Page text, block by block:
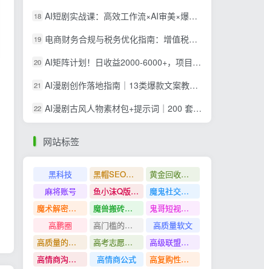
18 AI短剧实战课：高效工作流×AI审美×爆款拆解×文案角色场景分镜×LibTV进阶×站位控制×从脚本到成片交付全流程
19 电商财务合规与税务优化指南：增值税+企税+个税全覆盖，财务制度搭建落地纳税筹划方案
20 AI矩阵计划！日收益2000-6000+，项目绿色长久，安全稳健，合规靠谱，可批量放大。
21 AI漫剧创作落地指南｜13类爆款文案教学，Sora、即梦、GPT-Image全套出片工具实操教学
22 AI漫剧古风人物素材包+提示词｜200 套古代言情三视图，配套专属提示词短剧主角配角直接套用
网站标签
黑科技 黑帽SEO案例分析
黄金回收奢侈品
麻将账号
鱼小沫Q版人物团练课
魔鬼社交实战课全套课程
魔术解密教程
魔兽搬砖搞钱
鬼哥短视频底层逻辑
高鹏圈
高门槛的生意
高质量软文
高质量的问答和知识分享
高考志愿填报
高级联盟营销教程
高情商沟通管理课
高情商公式
高复购性行业